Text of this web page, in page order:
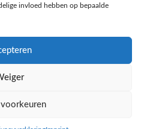
invloed hebben op bepaalde
online gemeenschap!
2025